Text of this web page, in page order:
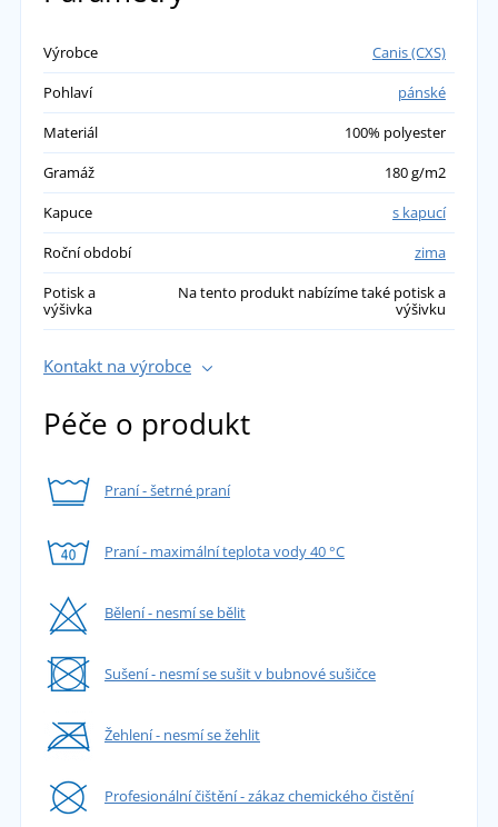
Výrobce
Canis (CXS)
Pohlaví
pánské
Materiál
100% polyester
Gramáž
180 g/m2
Kapuce
s kapucí
Roční období
zima
Potisk a
výšivka
Na tento produkt nabízíme také potisk a
výšivku
Kontakt na výrobce
Péče o produkt
Praní - šetrné praní
Praní - maximální teplota vody 40 °C
Bělení - nesmí se bělit
Sušení - nesmí se sušit v bubnové sušičce
Žehlení - nesmí se žehlit
Profesionální čištění - zákaz chemického čistění